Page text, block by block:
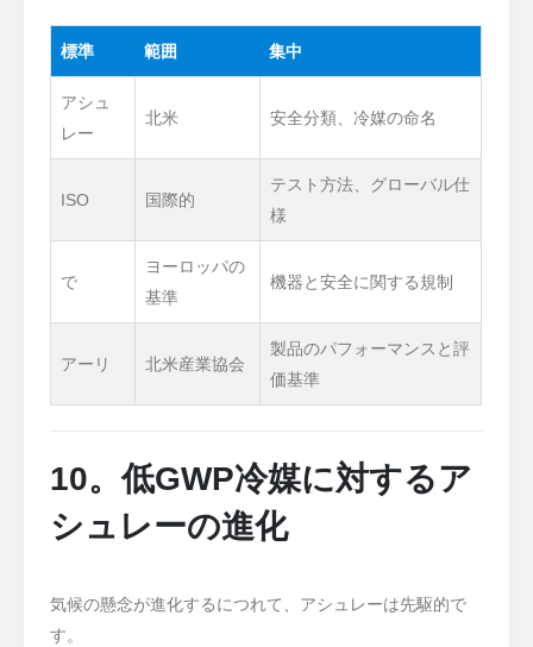
標準 範囲 集中
アシュ
レー
北米 安全分類、冷媒の命名
ISO 国際的
テスト方法、グローバル仕
様
で
ヨーロッパの
基準
機器と安全に関する規制
アーリ 北米産業協会
製品のパフォーマンスと評
価基準
10。低GWP冷媒に対するア
シュレーの進化
気候の懸念が進化するにつれて、アシュレーは先駆的で
す。